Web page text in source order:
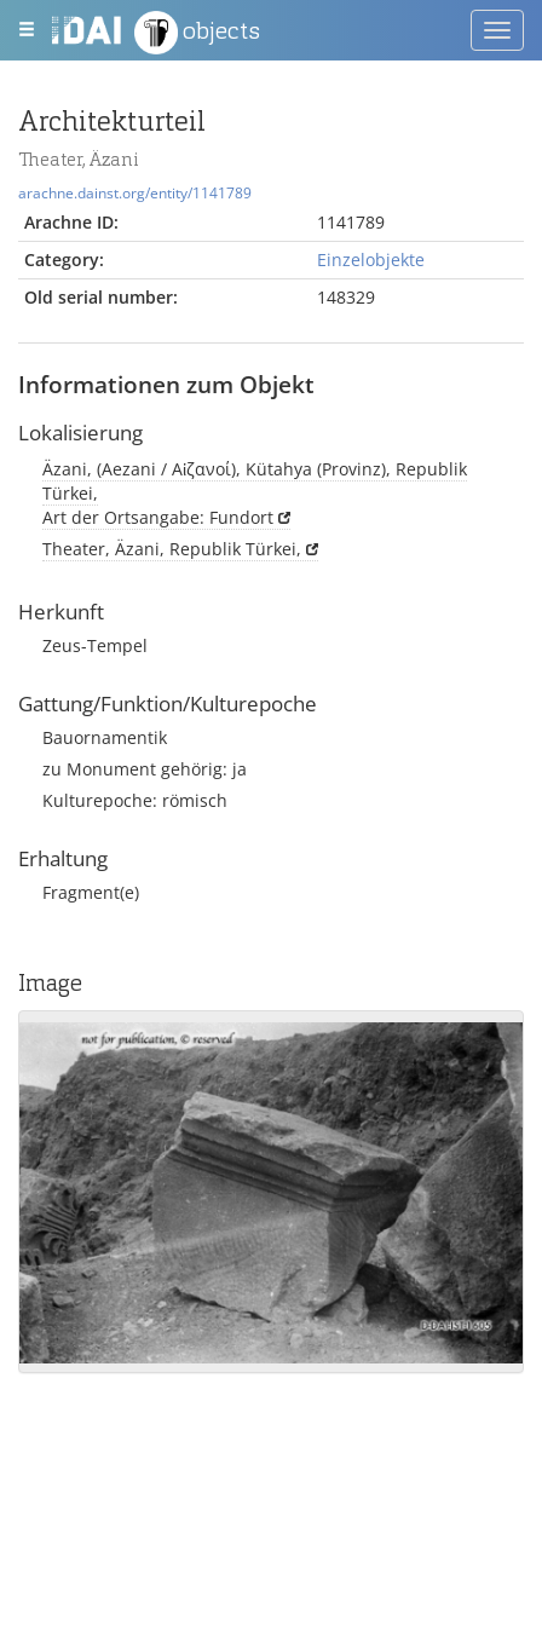
objects
Architekturteil
Theater, Äzani
arachne.dainst.org/entity/1141789
Arachne ID:
1141789
Category:
Einzelobjekte
Old serial number:
148329
Informationen zum Objekt
Lokalisierung
Äzani, (Aezani / Αἰζανοί), Kütahya (Provinz), Republik
Türkei,
Art der Ortsangabe: Fundort
Theater, Äzani, Republik Türkei,
Herkunft
Zeus-Tempel
Gattung/Funktion/Kulturepoche
Bauornamentik
zu Monument gehörig: ja
Kulturepoche: römisch
Erhaltung
Fragment(e)
Image